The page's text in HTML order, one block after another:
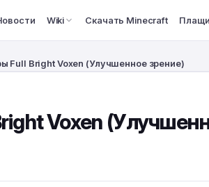
Wiki Скачать Minecraft Плащи
Full Bright Voxen (Улучшенное зрение)
Voxen